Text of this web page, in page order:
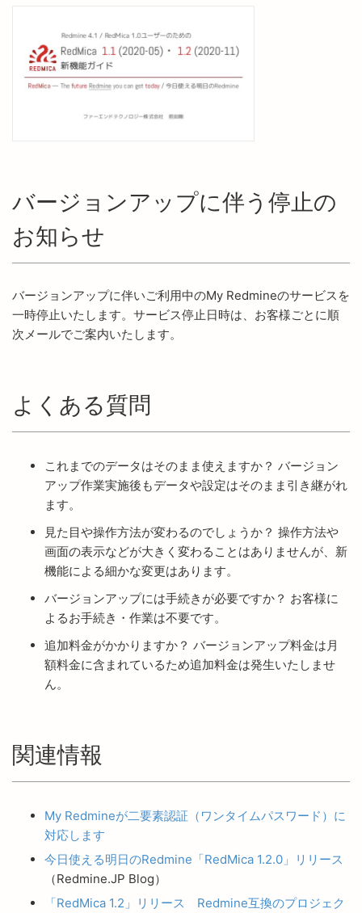
バージョンアップに伴う停止の
お知らせ
バージョンアップに伴いご利用中のMy Redmineのサービスを
一時停止いたします。サービス停止日時は、お客様ごとに順
次メールでご案内いたします。
よくある質問
これまでのデータはそのまま使えますか？ バージョン
アップ作業実施後もデータや設定はそのまま引き継がれ
ます。
見た目や操作方法が変わるのでしょうか？ 操作方法や
画面の表示などが大きく変わることはありませんが、新
機能による細かな変更はあります。
バージョンアップには手続きが必要ですか？ お客様に
よるお手続き・作業は不要です。
追加料金がかかりますか？ バージョンアップ料金は月
額料金に含まれているため追加料金は発生いたしませ
ん。
関連情報
My Redmineが二要素認証（ワンタイムパスワード）に
対応します
今日使える明日のRedmine「RedMica 1.2.0」リリース
（Redmine.JP Blog）
「RedMica 1.2」リリース Redmine互換のプロジェク